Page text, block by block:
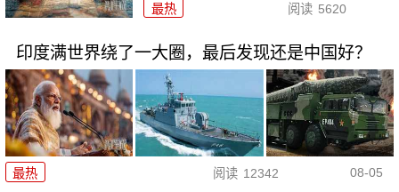
最热 阅读 5620
印度满世界绕了一大圈，最后发现还是中国好？
最热 阅读 12342 08-05